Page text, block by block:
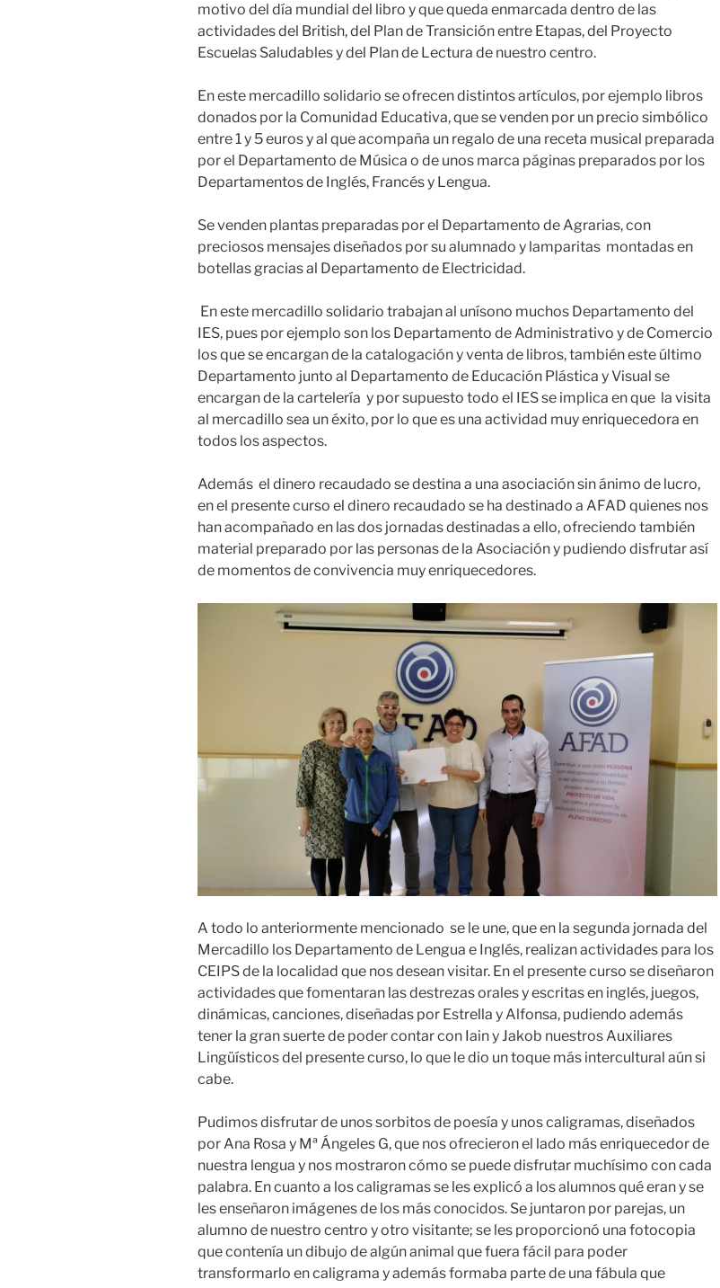
motivo del día mundial del libro y que queda enmarcada dentro de las
actividades del British, del Plan de Transición entre Etapas, del Proyecto
Escuelas Saludables y del Plan de Lectura de nuestro centro.
En este mercadillo solidario se ofrecen distintos artículos, por ejemplo libros
donados por la Comunidad Educativa, que se venden por un precio simbólico
entre 1 y 5 euros y al que acompaña un regalo de una receta musical preparada
por el Departamento de Música o de unos marca páginas preparados por los
Departamentos de Inglés, Francés y Lengua.
Se venden plantas preparadas por el Departamento de Agrarias, con
preciosos mensajes diseñados por su alumnado y lamparitas montadas en
botellas gracias al Departamento de Electricidad.
En este mercadillo solidario trabajan al unísono muchos Departamento del
IES, pues por ejemplo son los Departamento de Administrativo y de Comercio
los que se encargan de la catalogación y venta de libros, también este último
Departamento junto al Departamento de Educación Plástica y Visual se
encargan de la cartelería y por supuesto todo el IES se implica en que la visita
al mercadillo sea un éxito, por lo que es una actividad muy enriquecedora en
todos los aspectos.
Además el dinero recaudado se destina a una asociación sin ánimo de lucro,
en el presente curso el dinero recaudado se ha destinado a AFAD quienes nos
han acompañado en las dos jornadas destinadas a ello, ofreciendo también
material preparado por las personas de la Asociación y pudiendo disfrutar así
de momentos de convivencia muy enriquecedores.
A todo lo anteriormente mencionado se le une, que en la segunda jornada del
Mercadillo los Departamento de Lengua e Inglés, realizan actividades para los
CEIPS de la localidad que nos desean visitar. En el presente curso se diseñaron
actividades que fomentaran las destrezas orales y escritas en inglés, juegos,
dinámicas, canciones, diseñadas por Estrella y Alfonsa, pudiendo además
tener la gran suerte de poder contar con Iain y Jakob nuestros Auxiliares
Lingüísticos del presente curso, lo que le dio un toque más intercultural aún si
cabe.
Pudimos disfrutar de unos sorbitos de poesía y unos caligramas, diseñados
por Ana Rosa y Mª Ángeles G, que nos ofrecieron el lado más enriquecedor de
nuestra lengua y nos mostraron cómo se puede disfrutar muchísimo con cada
palabra. En cuanto a los caligramas se les explicó a los alumnos qué eran y se
les enseñaron imágenes de los más conocidos. Se juntaron por parejas, un
alumno de nuestro centro y otro visitante; se les proporcionó una fotocopia
que contenía un dibujo de algún animal que fuera fácil para poder
transformarlo en caligrama y además formaba parte de una fábula que